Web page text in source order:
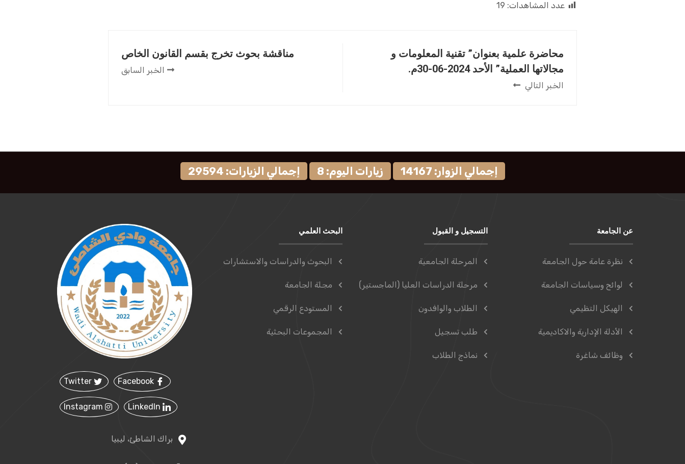
عدد المشاهدات: 19
مناقشة بحوث تخرج بقسم القانون الخاص
الخبر السابق
محاضرة علمية بعنوان” تقنية المعلومات و
مجالاتها العملية” الأحد 2024-06-30م.
الخبر التالي
إجمالي الزوار: 14167 زيارات اليوم: 8 إجمالي الزيارات: 29594
عن الجامعة
نظرة عامة حول الجامعة
لوائح وسياسات الجامعة
الهيكل التظيمي
الأدلة الإدارية والاكاديمية
وظائف شاغرة
التسجيل و القبول
المرحلة الجامعية
مرحلة الدراسات العليا (الماجستير)
الطلاب والوافدون
طلب تسجيل
نماذج الطلاب
البحث العلمي
البحوث والدراسات والاستشارات
مجلة الجامعة
المستودع الرقمي
المجموعات البحثية
براك الشاطئ، ليبيا